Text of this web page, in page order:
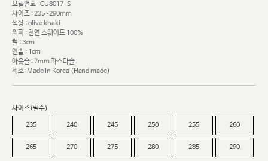
모델번호 : CU8017-S
사이즈 : 235~290mm
색상 : olive khaki
외피 : 천연 스웨이드 100%
힐 : 3cm
인솔 : 1cm
아웃솔 : 7mm 카스타솔
제조: Made In Korea (Hand made)
사이즈(필수)
235 240 245 250 255 260
265 270 275 280 285 290